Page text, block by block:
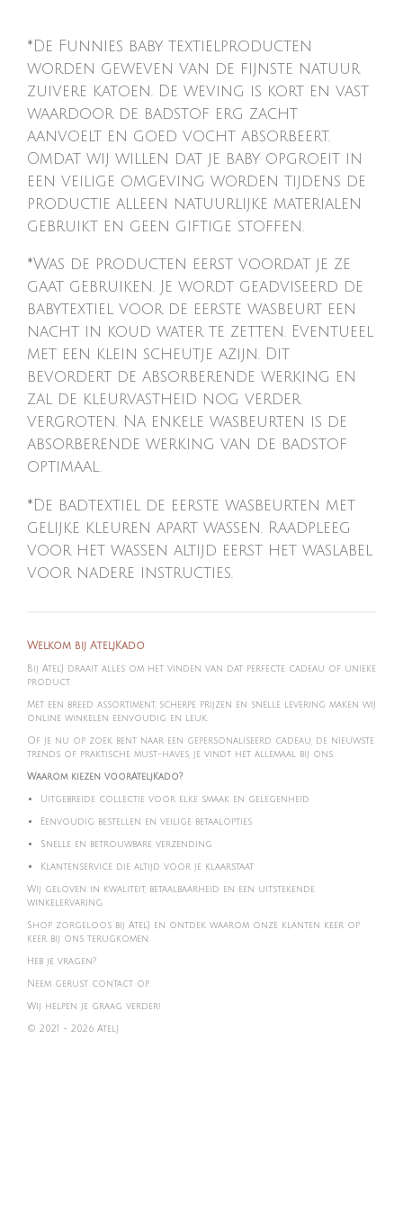
*De Funnies baby textielproducten
worden geweven van de fijnste natuur
zuivere katoen. De weving is kort en vast
waardoor de badstof erg zacht
aanvoelt en goed vocht absorbeert.
Omdat wij willen dat je baby opgroeit in
een veilige omgeving worden tijdens de
productie alleen natuurlijke materialen
gebruikt en geen giftige stoffen.
*Was de producten eerst voordat je ze
gaat gebruiken. Je wordt geadviseerd de
babytextiel voor de eerste wasbeurt een
nacht in koud water te zetten. Eventueel
met een klein scheutje azijn. Dit
bevordert de absorberende werking en
zal de kleurvastheid nog verder
vergroten. Na enkele wasbeurten is de
absorberende werking van de badstof
optimaal.
*De badtextiel de eerste wasbeurten met
gelijke kleuren apart wassen. Raadpleeg
voor het wassen altijd eerst het waslabel
voor nadere instructies.
Welkom bij AteljKado
Bij Atel'J draait alles om het vinden van dat perfecte cadeau of unieke
product.
Met een breed assortiment, scherpe prijzen en snelle levering maken wij
online winkelen eenvoudig en leuk.
Of je nu op zoek bent naar een gepersonaliseerd cadeau, de nieuwste
trends of praktische must-haves, je vindt het allemaal bij ons.
Waarom kiezen voorAteljKado?
Uitgebreide collectie voor elke smaak en gelegenheid
Eenvoudig bestellen en veilige betaalopties
Snelle en betrouwbare verzending
Klantenservice die altijd voor je klaarstaat
Wij geloven in kwaliteit, betaalbaarheid en een uitstekende
winkelervaring.
Shop zorgeloos bij Atel'J en ontdek waarom onze klanten keer op
keer bij ons terugkomen.
Heb je vragen?
Neem gerust contact op.
Wij helpen je graag verder!
© 2021 - 2026 Atelj